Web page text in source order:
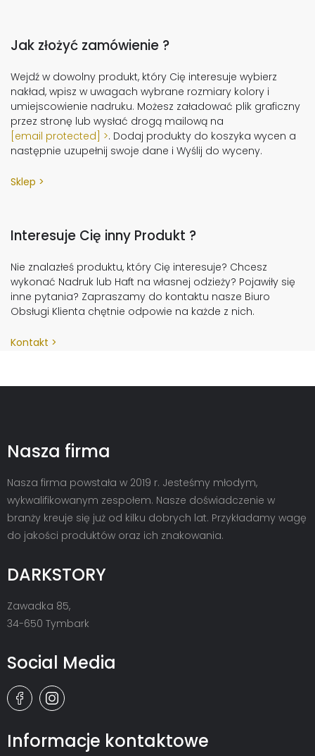
Jak złożyć zamówienie ?
Wejdź w dowolny produkt, który Cię interesuje wybierz
nakład, wpisz w uwagach wybrane rozmiary kolory i
umiejscowienie nadruku. Możesz załadować plik graficzny
przez stronę lub wysłać drogą mailową na
[email protected]
. Dodaj produkty do koszyka wycen a
następnie uzupełnij swoje dane i Wyślij do wyceny.
Sklep
Interesuje Cię inny Produkt ?
Nie znalazłeś produktu, który Cię interesuje? Chcesz
wykonać Nadruk lub Haft na własnej odzieży? Pojawiły się
inne pytania? Zapraszamy do kontaktu nasze Biuro
Obsługi Klienta chętnie odpowie na każde z nich.
Kontakt
Nasza firma
Nasza firma powstała w 2019 r. Jesteśmy młodym,
wykwalifikowanym zespołem. Nasze doświadczenie w
branży kreuje się już od kilku dobrych lat. Przykładamy wagę
do jakości produktów oraz ich znakowania.
DARKSTORY
Zawadka 85,
34-650 Tymbark
Social Media
Informacje kontaktowe